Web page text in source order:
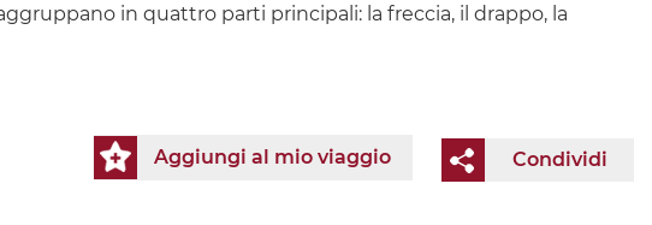
in quattro parti principali: la freccia, il drappo, la
Condividi
Aggiungi al mio viaggio